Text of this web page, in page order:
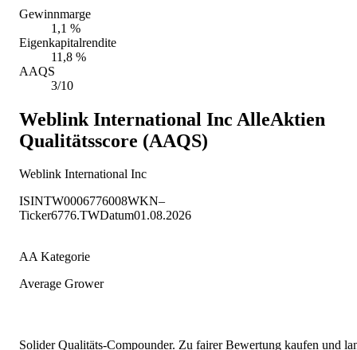
Gewinnmarge
1,1 %
Eigenkapitalrendite
11,8 %
AAQS
3/10
Weblink International Inc AlleAktien
Qualitätsscore (AAQS)
Weblink International Inc
ISINTW0006776008WKN–
Ticker6776.TWDatum01.08.2026
AA Kategorie
Average Grower
Solider Qualitäts-Compounder. Zu fairer Bewertung kaufen und